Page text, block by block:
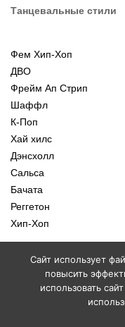
Танцевальные стили
Фем Хип-Хоп
ДВО
Фрейм Ап Стрип
Шаффл
К-Поп
Хай хилс
Дэнсхолл
Сальса
Бачата
Реггетон
Хип-Хоп
Соглашение об
Cайт использует
повысить
использовать